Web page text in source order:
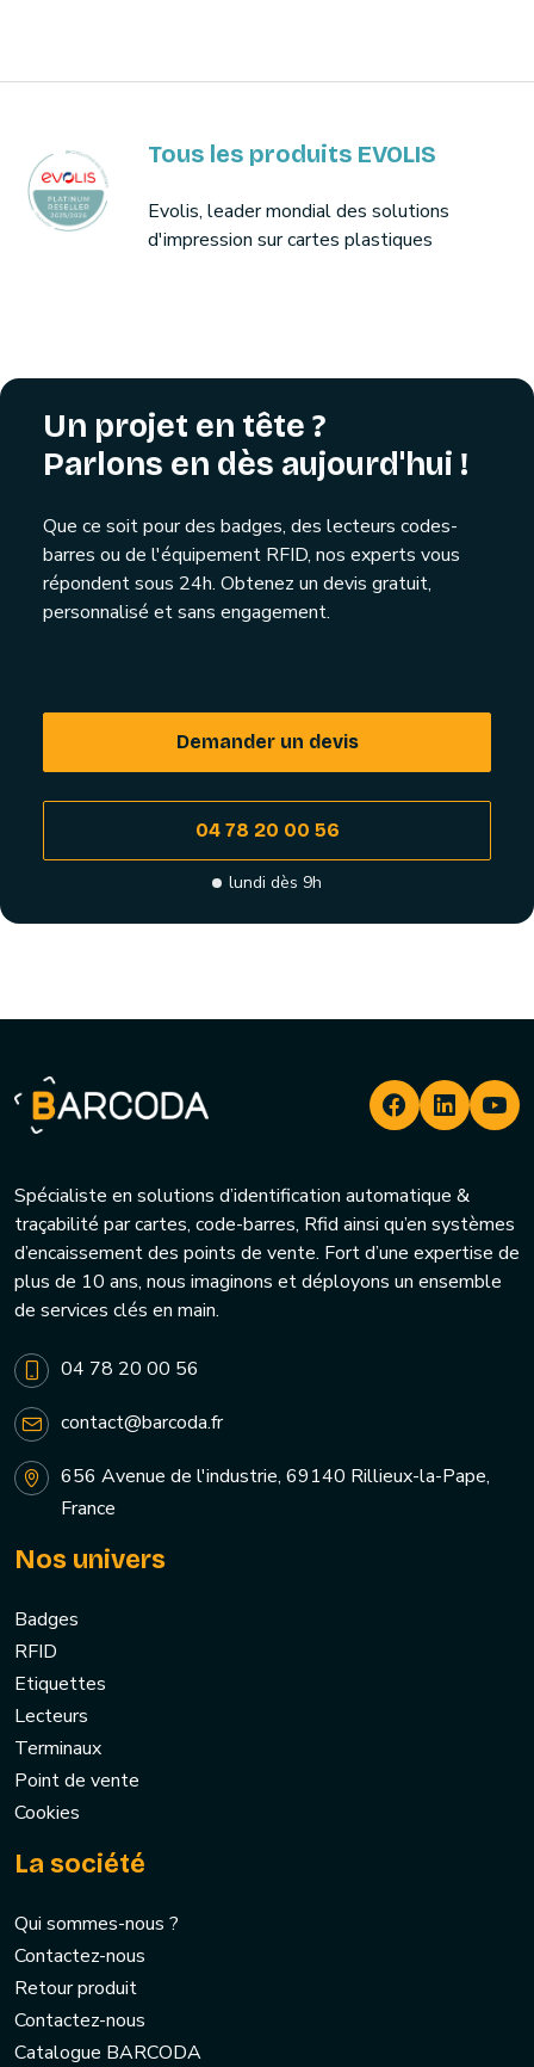
Tous les produits EVOLIS
Evolis, leader mondial des solutions
d'impression sur cartes plastiques
Un projet en tête ?
Parlons en dès aujourd'hui !
Que ce soit pour des badges, des lecteurs codes-
barres ou de l'équipement RFID, nos experts vous
répondent sous 24h. Obtenez un devis gratuit,
personnalisé et sans engagement.
Demander un devis
04 78 20 00 56
lundi dès 9h
Spécialiste en solutions d’identification automatique &
traçabilité par cartes, code-barres, Rfid ainsi qu’en systèmes
d’encaissement des points de vente. Fort d’une expertise de
plus de 10 ans, nous imaginons et déployons un ensemble
de services clés en main.
04 78 20 00 56
contact@barcoda.fr
656 Avenue de l'industrie, 69140 Rillieux-la-Pape,
France
Nos univers
Badges
RFID
Etiquettes
Lecteurs
Terminaux
Point de vente
Cookies
La société
Qui sommes-nous ?
Contactez-nous
Retour produit
Contactez-nous
Catalogue BARCODA